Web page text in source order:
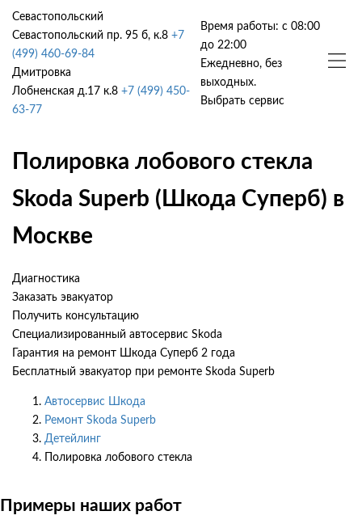
Севастопольский
Севастопольский пр. 95 б, к.8 +7
(499) 460-69-84
Дмитровка
Лобненская д.17 к.8 +7 (499) 450-
63-77
Время работы: с 08:00
до 22:00
Ежедневно, без
выходных.
Выбрать сервис
Полировка лобового стекла
Skoda Superb (Шкода Суперб) в
Москве
Диагностика
Заказать эвакуатор
Получить консультацию
Специализированный автосервис Skoda
Гарантия на ремонт Шкода Суперб 2 года
Бесплатный эвакуатор при ремонте Skoda Superb
Автосервис Шкода
Ремонт Skoda Superb
Детейлинг
Полировка лобового стекла
Примеры наших работ